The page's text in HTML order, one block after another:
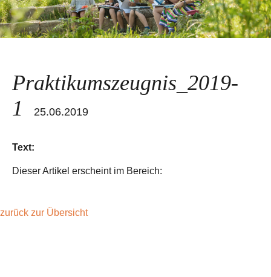
Praktikumszeugnis_2019-
1
25.06.2019
Text:
Dieser Artikel erscheint im Bereich:
zurück zur Übersicht